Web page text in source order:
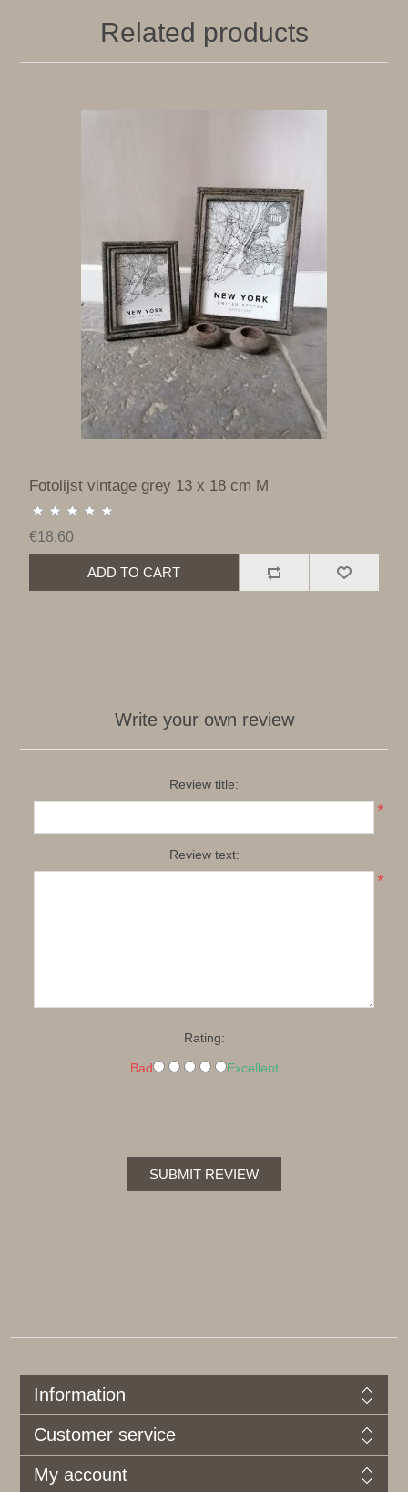
Related products
Fotolijst vintage grey 13 x 18 cm M
€18.60
ADD TO CART
Write your own review
Review title:
*
Review text:
*
Rating:
Bad Excellent
SUBMIT REVIEW
Information
Customer service
My account